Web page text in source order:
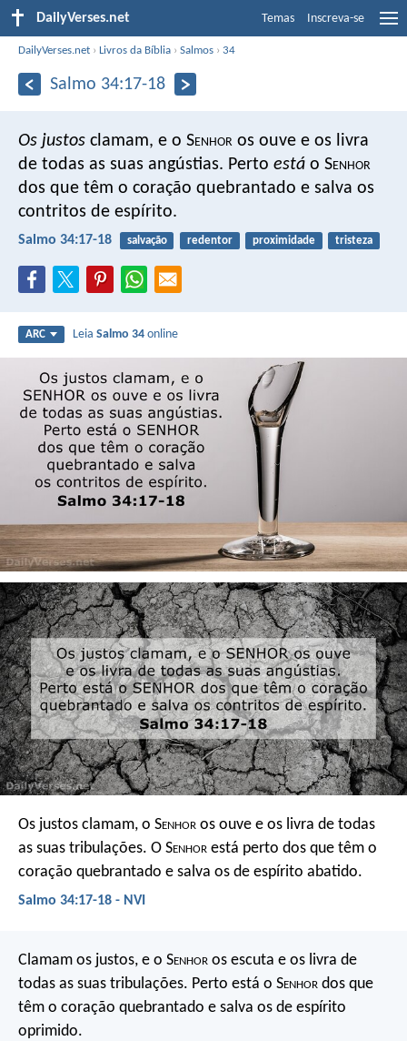
DailyVerses.net Temas Inscreva-se
DailyVerses.net ›Livros da Bíblia ›Salmos ›34
Salmo 34:17-18
Os justos clamam, e o Senhor os ouve e os livra
de todas as suas angústias. Perto está o Senhor
dos que têm o coração quebrantado e salva os
contritos de espírito.
Salmo 34:17-18 salvação redentor proximidade tristeza
ARC LeiaSalmo 34 online
Os justos clamam, o Senhor os ouve e os livra de todas
as suas tribulações. O Senhor está perto dos que têm o
coração quebrantado e salva os de espírito abatido.
Salmo 34:17-18 - NVI
Clamam os justos, e o Senhor os escuta e os livra de
todas as suas tribulações. Perto está o Senhor dos que
têm o coração quebrantado e salva os de espírito
oprimido.